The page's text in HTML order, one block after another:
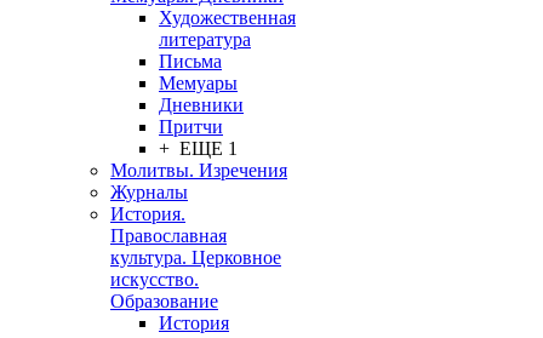
Художественная
литература
Письма
Мемуары
Дневники
Притчи
+ ЕЩЕ 1
Молитвы. Изречения
Журналы
История.
Православная
культура. Церковное
искусство.
Образование
История